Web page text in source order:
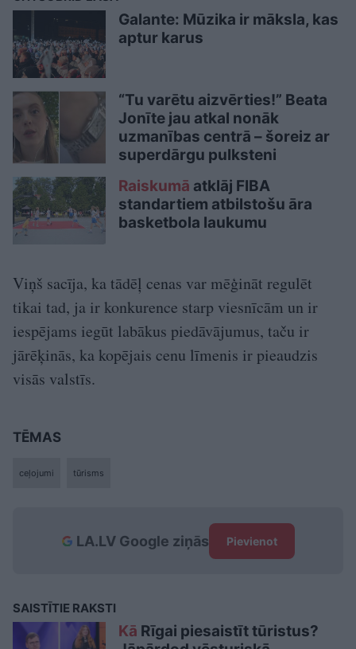
Galante: Mūzika ir māksla, kas
aptur karus
“Tu varētu aizvērties!” Beata
Jonīte jau atkal nonāk
uzmanības centrā – šoreiz ar
superdārgu pulksteni
Raiskumā atklāj FIBA
standartiem atbilstošu āra
basketbola laukumu
Viņš sacīja, ka tādēļ cenas var mēģināt regulēt
tikai tad, ja ir konkurence starp viesnīcām un ir
iespējams iegūt labākus piedāvājumus, taču ir
jārēķinās, ka kopējais cenu līmenis ir pieaudzis
visās valstīs.
TĒMAS
ceļojumi tūrisms
LA.LV Google ziņās Pievienot
SAISTĪTIE RAKSTI
Kā Rīgai piesaistīt tūristus?